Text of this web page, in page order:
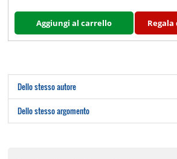
Aggiungi al carrello
Dello stesso autore
Dello stesso argomento